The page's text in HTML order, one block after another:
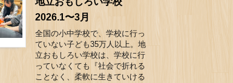
2026.1〜3月
全国の小中学校で、学校に行っ
ていない子ども35万人以上。地
立おもしろい学校は、学校に行
っていなくても『社会で折れる
ことなく、柔軟に生きていける